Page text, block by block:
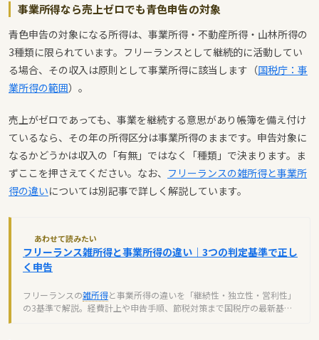
事業所得なら売上ゼロでも青色申告の対象
青色申告の対象になる所得は、事業所得・不動産所得・山林所得の
3種類に限られています。フリーランスとして継続的に活動してい
る場合、その収入は原則として事業所得に該当します（国税庁：事
業所得の範囲）。
売上がゼロであっても、事業を継続する意思があり帳簿を備え付け
ているなら、その年の所得区分は事業所得のままです。申告対象に
なるかどうかは収入の「有無」ではなく「種類」で決まります。ま
ずここを押さえてください。なお、 フリーランスの雑所得と事業所
得の違いについては別記事で詳しく解説しています。
あわせて読みたい
フリーランス雑所得と事業所得の違い｜3つの判定基準で正し
く申告
フリーランスの雑所得と事業所得の違いを「継続性・独立性・営利性」
の3基準で解説。経費計上や申告手順、節税対策まで国税庁の最新基準